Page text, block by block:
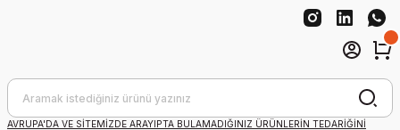
AVRUPA'DA VE SİTEMİZDE ARAYIPTA BULAMADIĞINIZ ÜRÜNLERİN TEDARİĞİNİ